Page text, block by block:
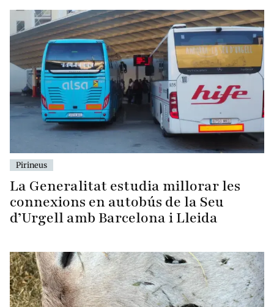
Pirineus
La Generalitat estudia millorar les
connexions en autobús de la Seu
d’Urgell amb Barcelona i Lleida